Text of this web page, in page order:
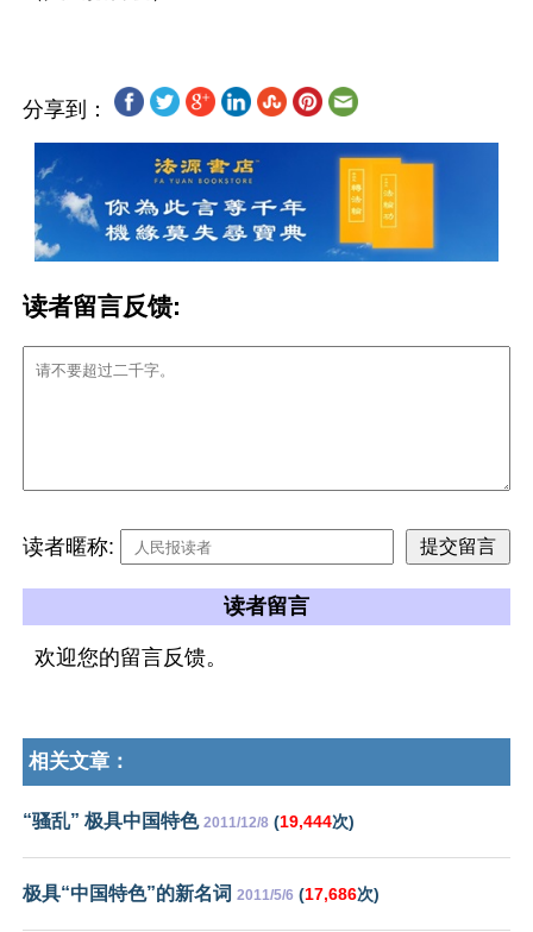
分享到：
读者留言反馈:
读者暱称:
读者留言
欢迎您的留言反馈。
相关文章：
“骚乱” 极具中国特色 2011/12/8 (19,444次)
极具“中国特色”的新名词 2011/5/6 (17,686次)